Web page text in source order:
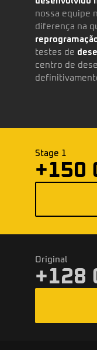
nossa equipe
diferença na
testes de
centro de
Stage 1
+150
Original
+128